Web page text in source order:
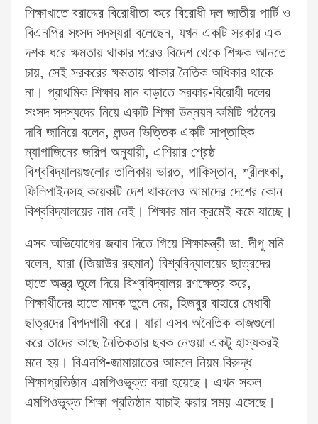
শিক্ষাখাতে বরাদ্দের বিরোধীতা করে বিরোধী দল জাতীয় পার্টি ও
বিএনপির সংসদ সদস্যরা বলেছেন, যখন একটি সরকার এক
দশক ধরে ক্ষমতায় থাকার পরেও বিদেশ থেকে শিক্ষক আনতে
চায়, সেই সরকরের ক্ষমতায় থাকার নৈতিক অধিকার থাকে
না। প্রাথমিক শিক্ষার মান বাড়াতে সরকার-বিরোধী দলের
সংসদ সদস্যদের নিয়ে একটি শিক্ষা উন্নয়ন কমিটি গঠনের
দাবি জানিয়ে বলেন, লন্ডন ভিত্তিক একটি সাপ্তাহিক
ম্যাগাজিনের জরিপ অনুযায়ী, এশিয়ার শ্রেষ্ঠ
বিশ্ববিদ্যালয়গুলোর তালিকায় ভারত, পাকিস্তান, শ্রীলংকা,
ফিলিপাইনসহ কয়েকটি দেশ থাকলেও আমাদের দেশের কোন
বিশ্ববিদ্যালয়ের নাম নেই। শিক্ষার মান ক্রমেই কমে যাচ্ছে।
এসব অভিযোগের জবাব দিতে গিয়ে শিক্ষামন্ত্রী ডা. দীপু মনি
বলেন, যারা (জিয়াউর রহমান) বিশ্ববিদ্যালয়ের ছাত্রদের
হাতে অস্ত্র তুলে দিয়ে বিশ্ববিদ্যালয় রণক্ষেত্র করে,
শিক্ষার্থীদের হাতে মাদক তুলে দেয়, হিজবুর বাহারে মেধাবী
ছাত্রদের বিপদগামী করে। যারা এসব অনৈতিক কাজগুলো
করে তাদের কাছে নৈতিকতার ছবক নেওয়া একটু হাস্যকরই
মনে হয়। বিএনপি-জামায়াতের আমলে নিয়ম বিরুদ্ধ
শিক্ষাপ্রতিষ্ঠান এমপিওভুক্ত করা হয়েছে। এখন সকল
এমপিওভুক্ত শিক্ষা প্রতিষ্ঠান যাচাই করার সময় এসেছে।